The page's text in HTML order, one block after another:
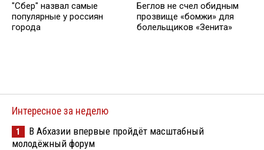
"Сбер" назвал самые
популярные у россиян
города
Беглов не счел обидным
прозвище «бомжи» для
болельщиков «Зенита»
Интересное за неделю
1
В Абхазии впервые пройдёт масштабный
молодёжный форум